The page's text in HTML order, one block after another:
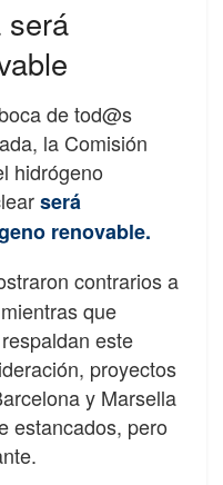
será
de tod@s
la Comisión
hidrógeno
será
renovable.
contrarios a
que
este
proyectos
y Marsella
estancados, pero